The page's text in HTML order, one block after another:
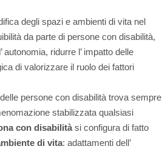
degli spazi e ambienti di vita nel
da parte di persone con disabilità,
ridurre l’ impatto delle
di valorizzare il ruolo dei fattori
persone con disabilità trova sempre
stabilizzata qualsiasi
con disabilità si configura di fatto
di vita: adattamenti dell’